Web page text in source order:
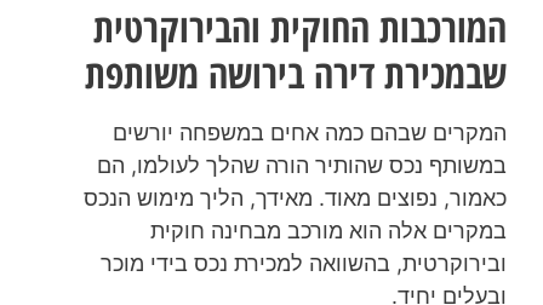
המורכבות החוקית והבירוקרטית
שבמכירת דירה בירושה משותפת
המקרים שבהם כמה אחים במשפחה יורשים
במשותף נכס שהותיר הורה שהלך לעולמו, הם
כאמור, נפוצים מאוד. מאידך, הליך מימוש הנכס
במקרים אלה הוא מורכב מבחינה חוקית
ובירוקרטית, בהשוואה למכירת נכס בידי מוכר
ובעלים יחיד.